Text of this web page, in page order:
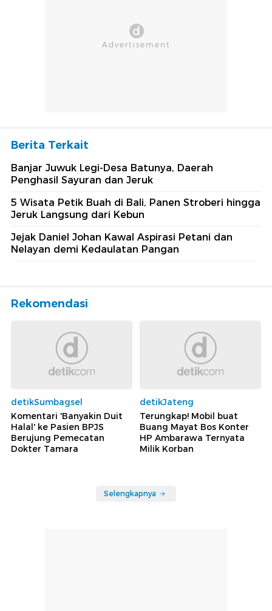
Berita Terkait
Banjar Juwuk Legi-Desa Batunya, Daerah
Penghasil Sayuran dan Jeruk
5 Wisata Petik Buah di Bali, Panen Stroberi hingga
Jeruk Langsung dari Kebun
Jejak Daniel Johan Kawal Aspirasi Petani dan
Nelayan demi Kedaulatan Pangan
Rekomendasi
detikSumbagsel
Komentari 'Banyakin Duit
Halal' ke Pasien BPJS
Berujung Pemecatan
Dokter Tamara
detikJateng
Terungkap! Mobil buat
Buang Mayat Bos Konter
HP Ambarawa Ternyata
Milik Korban
Selengkapnya